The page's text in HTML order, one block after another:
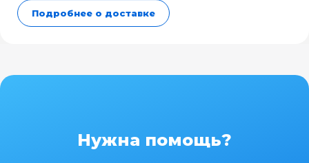
Подробнее о доставке
Нужна помощь?